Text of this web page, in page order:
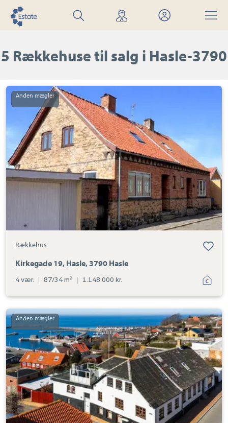
Søg
bolig
Find
mægler
Mit
Estate
Menu
5 Rækkehuse til salg i Hasle-3790
Rækkehus:
Kirkegade
Hasle
Rækkehus
Kirkegade 19, Hasle, 3790 Hasle
4 vær. | 87/34 m2 | 1.148.000 kr.
Rækkehus:
Storegade
91,
Hasle,
3790
Hasle